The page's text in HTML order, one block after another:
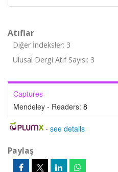
Atıflar
Diğer İndeksler: 3
Ulusal Dergi Atıf Sayısı: 3
Captures
Mendeley - Readers: 8
- see details
Paylaş